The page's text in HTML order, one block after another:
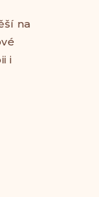
na
i